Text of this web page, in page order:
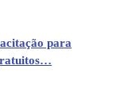
para